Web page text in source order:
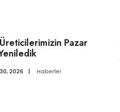
Pazar
2026 | Haberler